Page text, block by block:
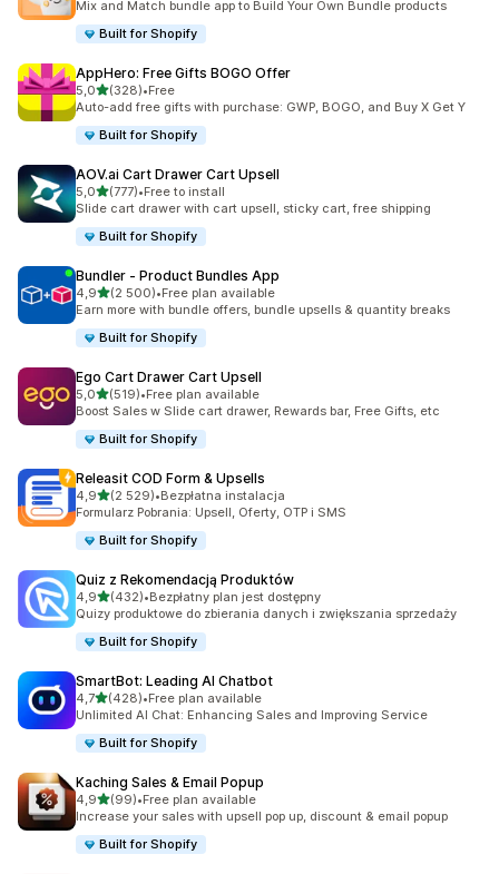
Mix and Match bundle app to Build Your Own Bundle products
Built for Shopify
AppHero: Free Gifts BOGO Offer
5,0na 5 gwiazdek
(328)
Łączna liczba recenzji: 328
•Free
Auto-add free gifts with purchase: GWP, BOGO, and Buy X Get Y
Built for Shopify
AOV.ai Cart Drawer Cart Upsell
5,0na 5 gwiazdek
(777)
Łączna liczba recenzji: 777
•Free to install
Slide cart drawer with cart upsell, sticky cart, free shipping
Built for Shopify
Bundler ‑ Product Bundles App
4,9na 5 gwiazdek
(2 500)
Łączna liczba recenzji: 2500
•Free plan available
Earn more with bundle offers, bundle upsells & quantity breaks
Built for Shopify
Ego Cart Drawer Cart Upsell
5,0na 5 gwiazdek
(519)
Łączna liczba recenzji: 519
•Free plan available
Boost Sales w Slide cart drawer, Rewards bar, Free Gifts, etc
Built for Shopify
Releasit COD Form & Upsells
4,9na 5 gwiazdek
(2 529)
Łączna liczba recenzji: 2529
•Bezpłatna instalacja
Formularz Pobrania: Upsell, Oferty, OTP i SMS
Built for Shopify
Quiz z Rekomendacją Produktów
4,9na 5 gwiazdek
(432)
Łączna liczba recenzji: 432
•Bezpłatny plan jest dostępny
Quizy produktowe do zbierania danych i zwiększania sprzedaży
Built for Shopify
SmartBot: Leading AI Chatbot
4,7na 5 gwiazdek
(428)
Łączna liczba recenzji: 428
•Free plan available
Unlimited AI Chat: Enhancing Sales and Improving Service
Built for Shopify
Kaching Sales & Email Popup
4,9na 5 gwiazdek
(99)
Łączna liczba recenzji: 99
•Free plan available
Increase your sales with upsell pop up, discount & email popup
Built for Shopify